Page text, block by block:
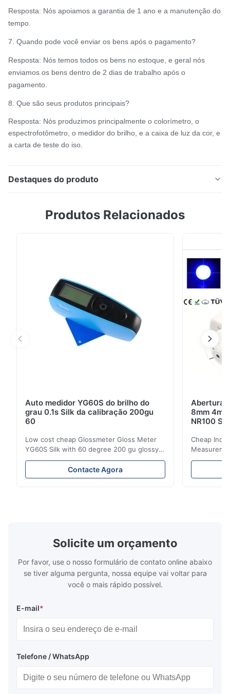
Resposta: Nós apoiamos a garantia de 1 ano e a manutenção do
tempo.
7. Quando pode você enviar os bens após o pagamento?
Resposta: Nós temos todos os bens no estoque, e geral nós
enviamos os bens dentro de 2 dias de trabalho após o
pagamento.
8. Que são seus produtos principais?
Resposta: Nós produzimos principalmente o colorímetro, o
espectrofotômetro, o medidor do brilho, e a caixa de luz da cor, e
a carta de teste do iso.
Destaques do produto
handheld é um instrumento preciso da medida de cor
Produtos Relacionados
Auto medidor YG60S do brilho do
grau 0.1s Silk da calibração 200gu
60
Low cost cheap Glossmeter Gloss Meter
YG60S Silk with 60 degree 200 gu glossy
measurement YG60S 60° Economic Gloss
Meter can test material with gloss (0-
200Gu), and universally apply to paint, ink,
Contacte Agora
Abertura
8mm
NR100
Cheap
meter Silk
Precision
Solicite um orçamento
Por favor, use o nosso formulário de contato online abaixo
se tiver alguma pergunta, nossa equipe vai voltar para
você o mais rápido possível.
E-mail*
Telefone / WhatsApp